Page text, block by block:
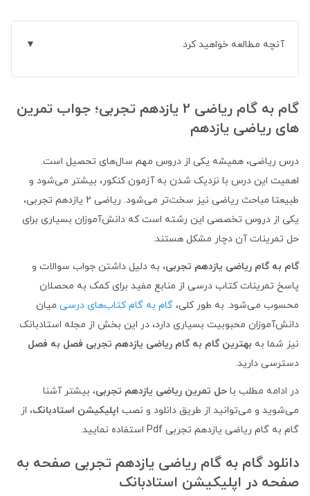
آنچه مطالعه خواهید کرد
گام به گام ریاضی 2 یازدهم تجربی؛ جواب تمرین
های ریاضی یازدهم
درس ریاضی، همیشه یکی از دروس مهم سال‌های تحصیل است.
اهمیت این درس با نزدیک شدن به آزمون کنکور، بیشتر می‌شود و
طبیعتا مباحث ریاضی نیز سخت‌تر می‌شود. ریاضی 2 یازدهم تجربی،
یکی از دروس تخصصی این رشته است که دانش‌آموزان بسیاری برای
حل تمرینات آن دچار مشکل هستند.
گام به گام ریاضی یازدهم تجربی، به دلیل داشتن جواب سوالات و
پاسخ تمرینات کتاب درسی از منابع مفید برای کمک به محصلان
محسوب می‌شود. به طور کلی، گام به گام کتاب‌های درسی میان
دانش‌آموزان محبوبیت بسیاری دارد، در این بخش از مجله استادبانک
نیز شما به بهترین گام به گام ریاضی یازدهم تجربی فصل به فصل
دسترسی دارید.
در ادامه مطلب با حل تمرین ریاضی یازدهم تجربی، بیشتر آشنا
می‌شوید و می‌توانید از طریق دانلود و نصب اپلیکیشن استادبانک، از
گام به گام ریاضی یازدهم تجربی Pdf استفاده نمایید.
دانلود گام به گام ریاضی یازدهم تجربی صفحه به
صفحه در اپلیکیشن استادبانک